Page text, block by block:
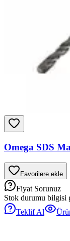
Omega SDS
Favorilere ekle
Fiyat Sorunuz
Stok durumu bilgisi
Teklif Al